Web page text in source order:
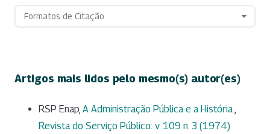
Formatos de Citação
Artigos mais lidos pelo mesmo(s) autor(es)
RSP Enap, A Administração Pública e a História,
Revista do Serviço Público: v. 109 n. 3 (1974)